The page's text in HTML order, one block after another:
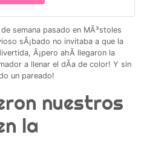
semana pasado en MÃ³stoles
sÃ¡bado no invitaba a que la
Â¡pero ahÃ­ llegaron la
a llenar el dÃ­a de color! Y sin
un pareado!
nuestros
la